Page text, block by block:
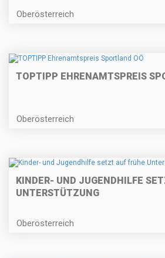
Oberösterreich
TOPTIPP EHRENAMTSPREIS
Oberösterreich
KINDER- UND JUGENDHILFE
UNTERSTÜTZUNG
Oberösterreich